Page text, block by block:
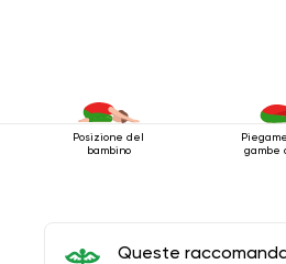
Posizione del
bambino
gambe
Queste